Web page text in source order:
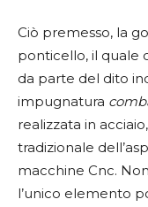
Ciò premesso, la
ponticello, il quale
da parte del dito
impugnatura
realizzata in
tradizionale
macchine Cnc.
l’unico elemento